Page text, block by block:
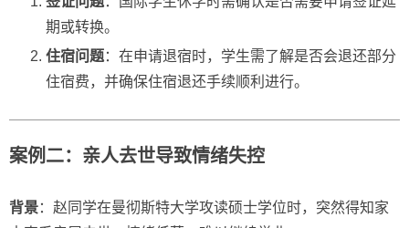
期或转换。
住宿问题：在申请退宿时，学生需了解是否会退还部分
住宿费，并确保住宿退还手续顺利进行。
案例二：亲人去世导致情绪失控
背景：赵同学在曼彻斯特大学攻读硕士学位时，突然得知家